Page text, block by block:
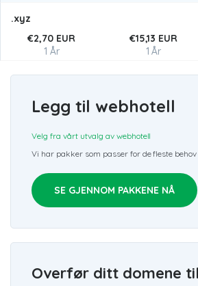
.xyz
€2,70 EUR
1 År
€15,13 EUR
1 År
Legg til webhotell
Velg fra vårt utvalg av webhotell
Vi har pakker som passer for de fleste behov
SE GJENNOM PAKKENE NÅ
Overfør ditt domene